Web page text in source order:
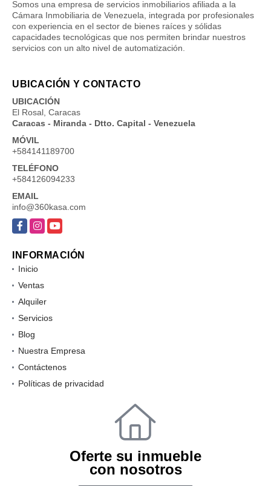
Somos una empresa de servicios inmobiliarios afiliada a la
Cámara Inmobiliaria de Venezuela, integrada por profesionales
con experiencia en el sector de bienes raíces y sólidas
capacidades tecnológicas que nos permiten brindar nuestros
servicios con un alto nivel de automatización.
UBICACIÓN Y CONTACTO
UBICACIÓN
El Rosal, Caracas
Caracas - Miranda - Dtto. Capital - Venezuela
MÓVIL
+584141189700
TELÉFONO
+584126094233
EMAIL
info@360kasa.com
Facebook
InstagramYouTube
INFORMACIÓN
Inicio
Ventas
Alquiler
Servicios
Blog
Nuestra Empresa
Contáctenos
Políticas de privacidad
Oferte su inmueble
con nosotros